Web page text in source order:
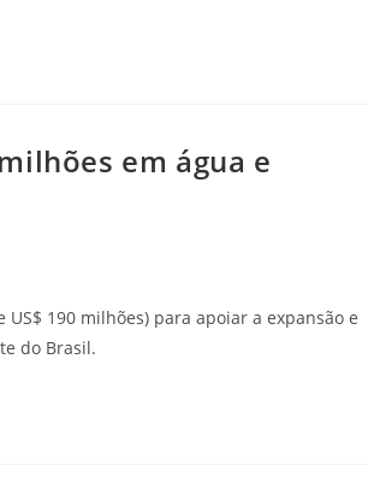
em água e
190 milhões) para apoiar a expansão e
do Brasil.